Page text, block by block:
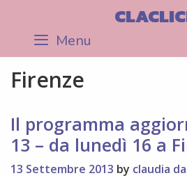
content Menu
Firenze
Il programma
13 – da lunedì 16 a
13 Settembre 2013 by claudia